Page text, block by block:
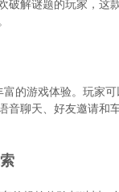
解谜题的玩家，
的游戏体验。玩家
聊天、好友邀请